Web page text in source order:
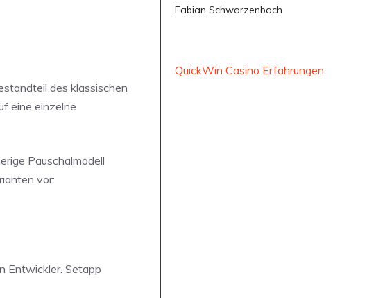
des klassischen
eine einzelne
Pauschalmodell
vor:
Entwickler. Setapp
Fabian Schwarzenbach
QuickWin Casino Erfahrungen